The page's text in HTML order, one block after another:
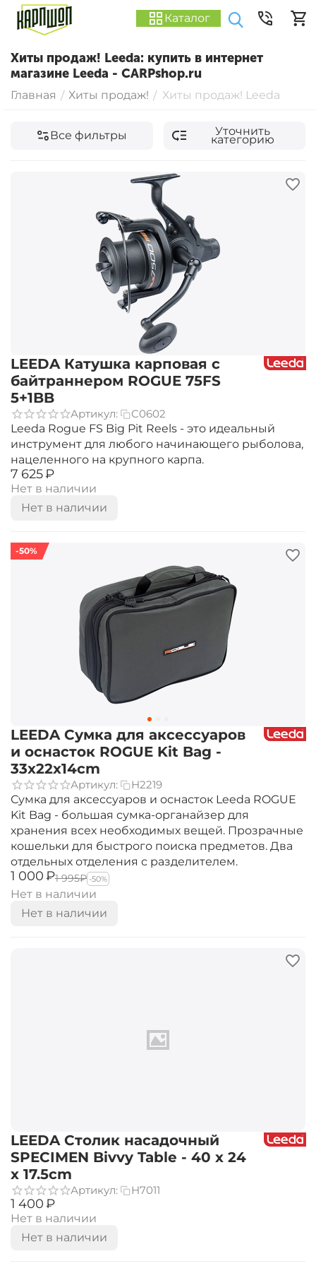
Каталог
Хиты продаж! Leeda: купить в интернет
магазине Leeda - CARPshop.ru
Главная / Хиты продаж! / Хиты продаж! Leeda
Все фильтры Уточнить
категорию
LEEDA Катушка карповая с
байтраннером ROGUE 75FS
5+1BB
Артикул:
C0602
Leeda Rogue FS Big Pit Reels - это идеальный
инструмент для любого начинающего рыболова,
нацеленного на крупного карпа.
‍7 625‍₽
Нет в наличии
Нет в наличии
-50%
LEEDA Сумка для аксессуаров
и оснасток ROGUE Kit Bag -
33x22x14cm
Артикул:
H2219
Сумка для аксессуаров и оснасток Leeda ROGUE
Kit Bag - большая сумка-органайзер для
хранения всех необходимых вещей. Прозрачные
кошельки для быстрого поиска предметов. Два
отдельных отделения с разделителем.
‍1 000‍₽‍1 995‍₽ -50%
Нет в наличии
Нет в наличии
LEEDA Столик насадочный
SPECIMEN Bivvy Table - 40 x 24
x 17.5cm
Артикул: H7011
‍1 400‍₽
Нет в наличии
Нет в наличии